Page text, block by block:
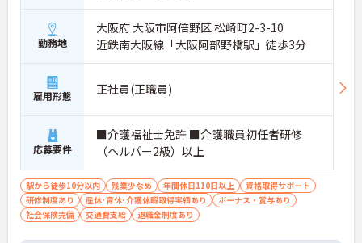
→ “支援の中心”として活躍できます
■ 成長できる研修で安心スタート♪
経験に応じて学べる環境が整っています。
・入職後の基礎研修から段階的に学べる
・継続的な教育体制が整っている
・管理職やケアマネへのキャリア展開も可能
→ 将来を見据えて働ける環境です
■ 安定基盤×地域密着の安心環境♪
長く働きやすい法人です。
・全国規模の施設ネットワークを展開
勤務地
大阪府 大阪市阿倍野区 松崎町2-3-10
近鉄南大阪線「大阪阿部野橋駅」徒歩3分
雇用形態 正社員(正職員)
応募要件
■介護福祉士免許 ■介護職員初任者研修
（ヘルパー2級）以上
駅から徒歩10分以内 残業少なめ 年間休日110日以上
資格取得サポート
研修制度あり
産休･育休･介護休暇取得実績あり
ボーナス・賞与あり
社会保険完備
交通費支給 退職金制度あり